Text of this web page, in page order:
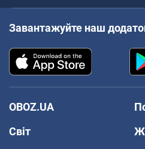
Завантажуйте наш
OBOZ.UA
Світ